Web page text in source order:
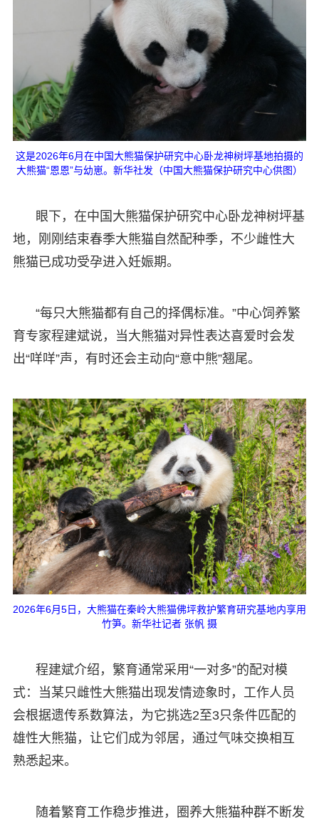
这是2026年6月在中国大熊猫保护研究中心卧龙神树坪基地拍摄的
大熊猫“恩恩”与幼崽。新华社发（中国大熊猫保护研究中心供图）
眼下，在中国大熊猫保护研究中心卧龙神树坪基
地，刚刚结束春季大熊猫自然配种季，不少雌性大
熊猫已成功受孕进入妊娠期。
“每只大熊猫都有自己的择偶标准。”中心饲养繁
育专家程建斌说，当大熊猫对异性表达喜爱时会发
出“咩咩”声，有时还会主动向“意中熊”翘尾。
2026年6月5日，大熊猫在秦岭⼤熊猫佛坪救护繁育研究基地内享用
竹笋。新华社记者 张帆 摄
程建斌介绍，繁育通常采用“一对多”的配对模
式：当某只雌性大熊猫出现发情迹象时，工作人员
会根据遗传系数算法，为它挑选2至3只条件匹配的
雄性大熊猫，让它们成为邻居，通过气味交换相互
熟悉起来。
随着繁育工作稳步推进，圈养大熊猫种群不断发